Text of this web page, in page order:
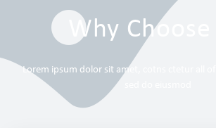
Why Choose
Lorem ipsum dolor sit amet, cotns ctetur all of